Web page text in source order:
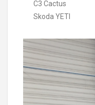
C3 Cactus
Skoda YETI